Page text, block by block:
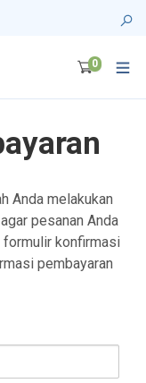
0
Anda melakukan
pesanan Anda
konfirmasi
pembayaran